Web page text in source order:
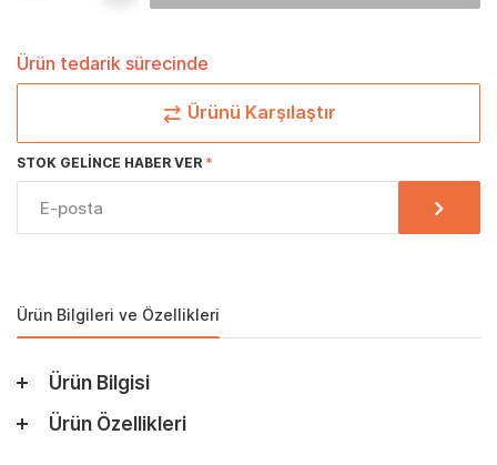
Ürün tedarik sürecinde
Ürünü Karşılaştır
STOK GELINCE HABER VER
Ürün Bilgileri ve Özellikleri
Ürün Bilgisi
Ürün Özellikleri